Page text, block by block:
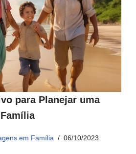
para Planejar uma
em Família 06/10/2023